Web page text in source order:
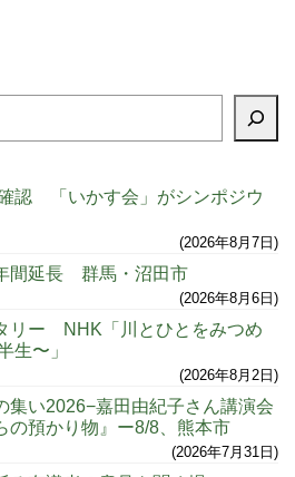
認 「いかす会」がシンポジウ
2026年8月7日
間延長 群馬・沼田市
2026年8月6日
リー NHK「川とひとをみつめ
生〜」
2026年8月2日
集い2026−嘉田由紀子さん講演会
の預かり物』ー8/8、熊本市
2026年7月31日